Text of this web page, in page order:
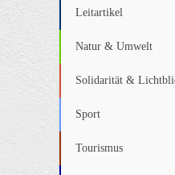
Leitartikel
Natur & Umwelt
Solidarität &
Sport
Tourismus